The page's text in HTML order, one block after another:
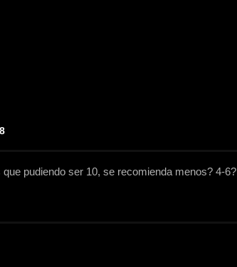
pudiendo ser 10, se recomienda menos? 4-6?